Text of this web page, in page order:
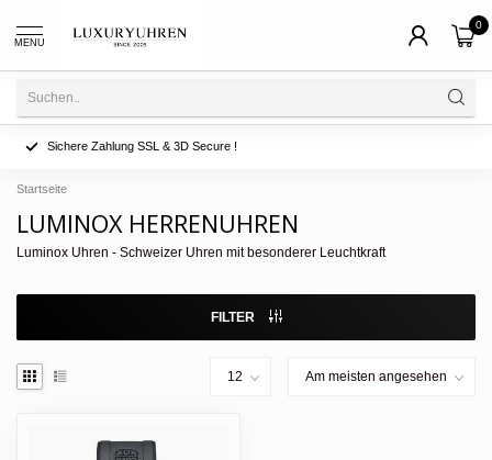
MENU
0
Sichere Zahlung SSL & 3D Secure !
Startseite
LUMINOX HERRENUHREN
Luminox Uhren - Schweizer Uhren mit besonderer Leuchtkraft
FILTER